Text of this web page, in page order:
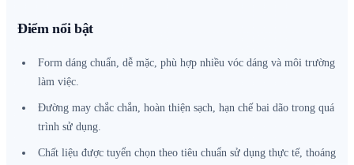
Điểm nổi bật
Form dáng chuẩn, dễ mặc, phù hợp nhiều vóc dáng và môi trường
làm việc.
Đường may chắc chắn, hoàn thiện sạch, hạn chế bai dão trong quá
trình sử dụng.
Chất liệu được tuyển chọn theo tiêu chuẩn sử dụng thực tế, thoáng